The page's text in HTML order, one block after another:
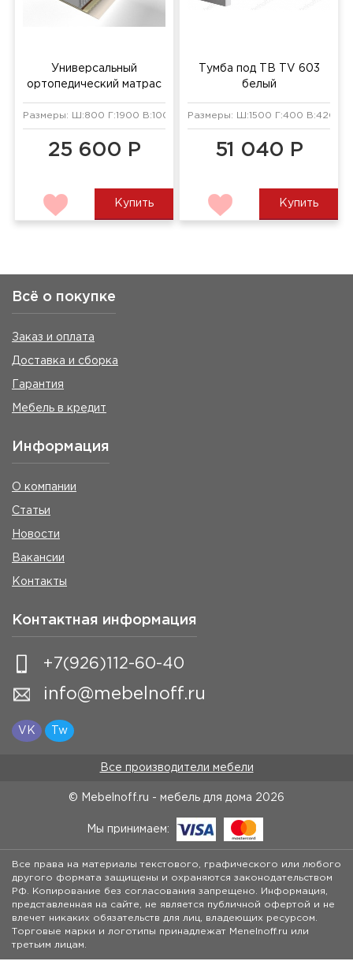
Универсальный
ортопедический матрас
Размеры: Ш:800 Г:1900 В:100 мм
25 600 Р
Купить
Тумба под ТВ TV 603
белый
Размеры: Ш:1500 Г:400 В:420 мм
51 040 Р
Купить
Всё о покупке
Заказ и оплата
Доставка и сборка
Гарантия
Мебель в кредит
Информация
О компании
Статьи
Новости
Вакансии
Контакты
Контактная информация
+7(926)112-60-40
info@mebelnoff.ru
VK Tw
Все производители мебели
© Mebelnoff.ru - мебель для дома 2026
Мы принимаем:
Все права на материалы текстового, графического или любого
другого формата защищены и охраняются законодательством
РФ. Копирование без согласования запрещено. Информация,
представленная на сайте, не является публичной офертой и не
влечет никаких обязательств для лиц, владеющих ресурсом.
Торговые марки и логотипы принадлежат Menelnoff.ru или
третьим лицам.